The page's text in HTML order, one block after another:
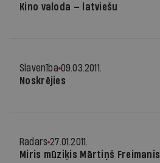
Kino valoda — latviešu
Slavenība 09.03.2011.
Noskrējies
Radars 27.01.2011.
Miris mūziķis Mārtiņš Freimanis